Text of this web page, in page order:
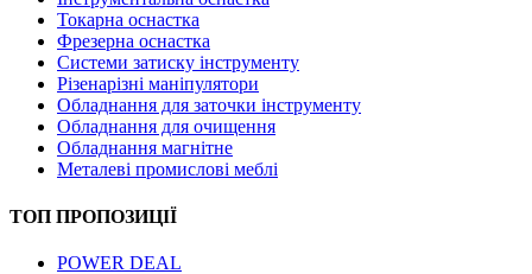
Токарна оснастка
Фрезерна оснастка
Системи затиску інструменту
Різенарізні маніпулятори
Обладнання для заточки інструменту
Обладнання для очищення
Обладнання магнітне
Металеві промислові меблі
ТОП ПРОПОЗИЦІЇ
POWER DEAL